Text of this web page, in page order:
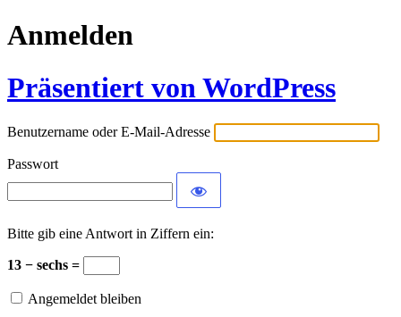
Anmelden
Präsentiert von WordPress
Benutzername oder E-Mail-Adresse
Passwort
Bitte gib eine Antwort in Ziffern ein:
13 − sechs =
Angemeldet bleiben